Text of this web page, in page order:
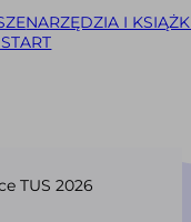
NARZĘDZIA I
TUS 2026